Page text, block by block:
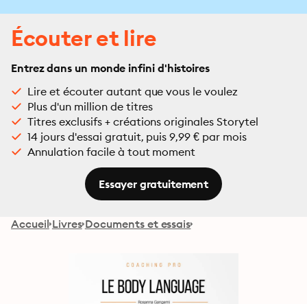
Écouter et lire
Entrez dans un monde infini d'histoires
Lire et écouter autant que vous le voulez
Plus d'un million de titres
Titres exclusifs + créations originales Storytel
14 jours d'essai gratuit, puis 9,99 € par mois
Annulation facile à tout moment
Essayer gratuitement
Accueil Livres Documents et essais